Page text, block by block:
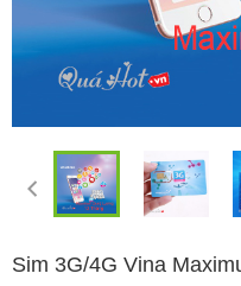
Sim 3G/4G Vina